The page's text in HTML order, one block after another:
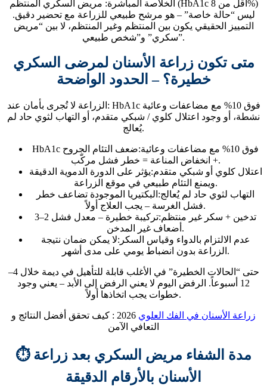
الخلاصة المباشرة: مريض السكري المنتظم (HbA1c أقل من 8%)
ليس “حالة خاصة” – هو مرشح طبيعي للزراعة مع تحضير دقيق.
التمييز الحقيقي يكون بين المنتظم وغير المنتظم، لا بين “مريض
سكري” و”شخص طبيعي”.
متى تكون زراعة الأسنان لمرضى السكري
خطيرة؟ – الحدود الواضحة
الزراعة لا تُجرى بأمان عند: HbA1c فوق 10% مع مضاعفات وعائية
نشطة، أو وجود اعتلال كلوي / شبكي متقدم، أو التهاب لثوي حاد لم
يُعالج.
HbA1c فوق 10% مع مضاعفات وعائية:
ضعف التئام الجروح
+ انخفاض المناعة = خطر فشل مركّب.
اعتلال كلوي أو شبكي متقدم:يؤثر على الدورة الدموية الدقيقة
ويمنع التئام طبيعي في موقع الزراعة.
التهاب لثوي حاد لم يُعالج: البكتيريا الموجودة تضاعف خطر
فشل الغرسة – يجب العلاج أولاً.
تدخين + سكر غير منتظم:
تركيبة خطيرة – معدل فشل 2–3
أضعاف غير المدخن.
عدم الالتزام بالدواء وقياس السكر:لا يمكن ضمان نتيجة
الزراعة بدون انضباط يومي على مدى أشهر.
حتى “الحالات الخطيرة” في الأغلب قابلة للتأهيل في ديمة
خلال 4–
12 أسبوعاً. الرفض اليوم لا يعني الرفض إلى الأبد – يعني وجود
خطوات يجب اتخاذها أولاً.
زراعة الأسنان في الفك العلوي
2026 : كيف تحقق أفضل النتائج و
التعافي الآمن
⏱️ مدة الشفاء مريض السكري بعد زراعة
الأسنان بالأرقام الدقيقة